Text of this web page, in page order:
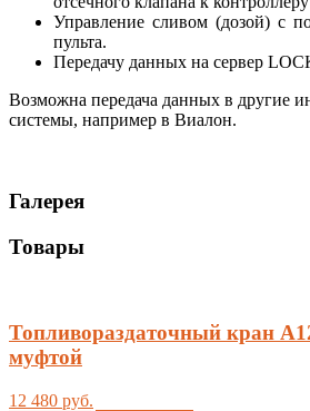
Управление сливом (дозой) с
пульта.
Передачу данных на сервер
Возможна передача данных в другие
системы, например в Виалон.
Галерея
Товары
Топливораздаточный кран
муфтой
12 480 руб.